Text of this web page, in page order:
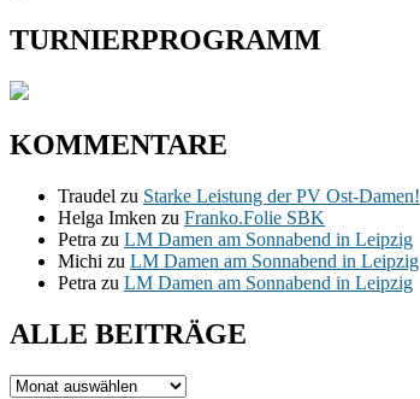
TURNIERPROGRAMM
KOMMENTARE
Traudel zu Starke Leistung der PV Ost-Damen!
Helga Imken zu Franko.Folie SBK
Petra zu LM Damen am Sonnabend in Leipzig
Michi zu LM Damen am Sonnabend in Leipzig
Petra zu LM Damen am Sonnabend in Leipzig
ALLE BEITRÄGE
ALLE